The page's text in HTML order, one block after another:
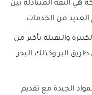
هي الثقة المتبادلة بين
من الخدمات.
والثقيلة بأكثر من
البر وكذلك البحر
الجيدة مع تقديم